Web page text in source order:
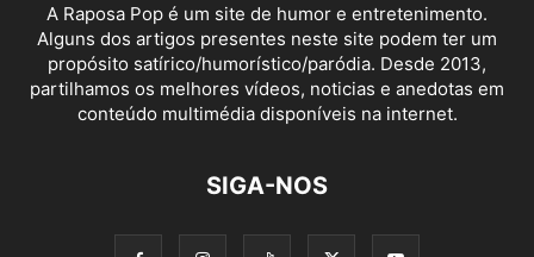
A Raposa Pop é um site de humor e entretenimento.
Alguns dos artigos presentes neste site podem ter um
propósito satírico/humorístico/paródia. Desde 2013,
partilhamos os melhores vídeos, noticias e anedotas em
conteúdo multimédia disponíveis na internet.
SIGA-NOS